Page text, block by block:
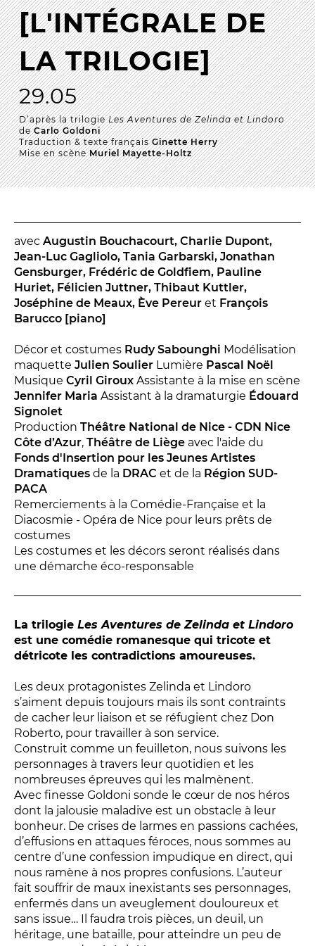
La Troupe et les élèves de l'ERACM
L’Équipe
Les Partenaires
LA SAISON
TOUTE LA SAISON
Les Spectacles
Les Tournées
LES RENDEZ-VOUS
Conversation intime
Les Jeudis littéraires
Le Comité de lecture
LES TEMPS FORTS
Les Contes d’apéro
Festival de Magie
Festival de Tragédies
LE PUBLIC
VOUS ÊTES...
Relais
En famille
Étudiant
Entreprise
Entre amis, entre collègues
Acteur des secteurs social,
médical et judiciaire
En situation de handicap
PRATIQUEZ...
Nissa Slam
Le Lab'Oratoire[cours d’oralité]
À Voix haute · cours [8-14 ans]
[L'INTÉGRALE DE
LA TRILOGIE]
29.05
D’après la trilogieLes Aventures de Zelinda et Lindoro
deCarlo Goldoni
Traduction & texte françaisGinette Herry
Mise en scèneMuriel Mayette-Holtz
avec Augustin Bouchacourt, Charlie Dupont,
Jean-Luc Gagliolo, Tania Garbarski, Jonathan
Gensburger, Frédéric de Goldfiem, Pauline
Huriet, Félicien Juttner, Thibaut Kuttler,
Joséphine de Meaux, Ève Pereur et François
Barucco [piano]
Décor et costumes Rudy Sabounghi Modélisation
maquette Julien Soulier Lumière Pascal Noël
Musique Cyril Giroux Assistante à la mise en scène
Jennifer Maria Assistant à la dramaturgie Édouard
Signolet
Production Théâtre National de Nice - CDN Nice
Côte d’Azur, Théâtre de Liège avec l'aide du
Fonds d'Insertion pour les Jeunes Artistes
Dramatiques de la DRAC et de la Région SUD-
PACA
Remerciements à la Comédie-Française et la
Diacosmie - Opéra de Nice pour leurs prêts de
costumes
Les costumes et les décors seront réalisés dans
une démarche éco-responsable
La trilogie Les Aventures de Zelinda et Lindoro
est une comédie romanesque qui tricote et
détricote les contradictions amoureuses.
Les deux protagonistes Zelinda et Lindoro
s’aiment depuis toujours mais ils sont contraints
de cacher leur liaison et se réfugient chez Don
Roberto, pour travailler à son service.
Construit comme un feuilleton, nous suivons les
personnages à travers leur quotidien et les
nombreuses épreuves qui les malmènent.
Avec finesse Goldoni sonde le cœur de nos héros
dont la jalousie maladive est un obstacle à leur
bonheur. De crises de larmes en passions cachées,
d’effusions en attaques féroces, nous sommes au
centre d’une confession impudique en direct, qui
nous ramène à nos propres confusions. L’auteur
fait souffrir de maux inexistants ses personnages,
enfermés dans un aveuglement douloureux et
sans issue… Il faudra trois pièces, un deuil, un
héritage, une bataille, pour atteindre un peu de